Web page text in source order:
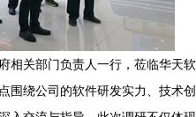
相关部门负责人一行，莅临华天软
围绕公司的软件研发实力、技术创